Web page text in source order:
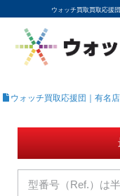
ウォッチ買取買取応援団
YouTubeで動画を公
ROLEXモデル名か
高級時計ブランド名
地域から買取店を探
店舗名から買取店を
ブランド時計を高く
買取査定を依頼する
ウォッチ買取応援団｜有名